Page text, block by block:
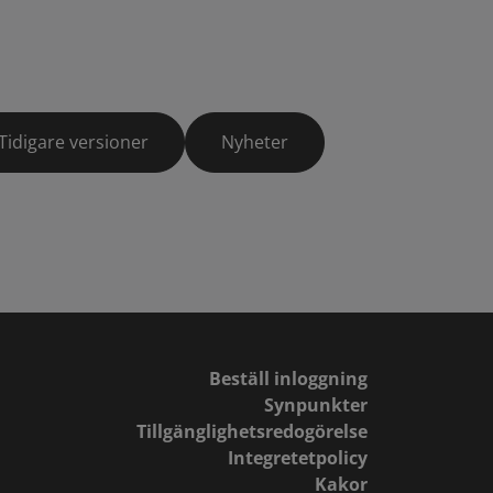
versioner Nyheter
Beställ inloggning
Synpunkter
Tillgänglighetsredogörelse
Integretetpolicy
Kakor